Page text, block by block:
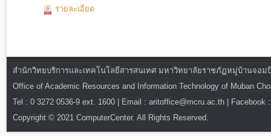
รายละเอียด
สำนักวิทยบริการและเทคโนโลยีสารสนเทศ มหาวิทยาลัยราชภัฏหมู่บ้านจอ
Office of Academic Resources and Information Technology of Muban
Tel : 0 3272 0536-9 ext. 1600 | Email : aritoffice@mcru.ac.th | Facebook
Copyright © 2021 ComputerCenter. All Rights Reserved.